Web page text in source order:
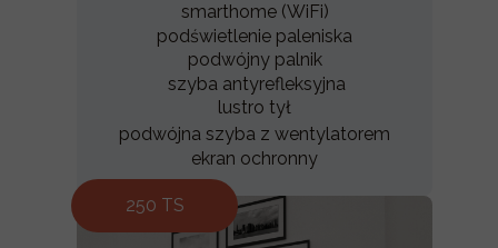
250 TS
smarthome (WiFi)
podświetlenie paleniska
podwójny palnik
szyba antyrefleksyjna
lustro tył
podwójna szyba z wentylatorem
ekran ochronny